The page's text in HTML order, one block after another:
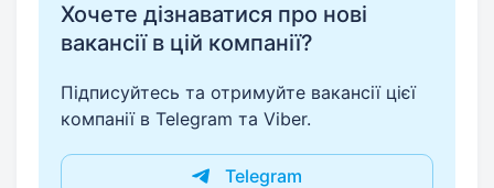
Хочете дізнаватися про нові
вакансії в цій компанії?
Підписуйтесь та отримуйте вакансії цієї
компанії в Telegram та Viber.
Telegram